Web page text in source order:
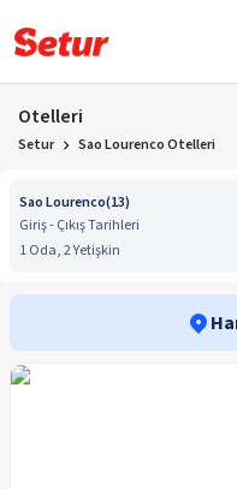
Otelleri
Setur Sao Lourenco Otelleri
Sao Lourenco(13)
Giriş - Çıkış Tarihleri
1 Oda, 2 Yetişkin